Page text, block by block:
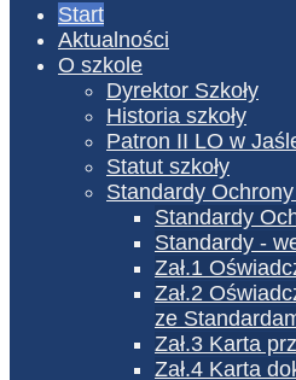
Start
Aktualności
O szkole
Dyrektor Szkoły
Historia szkoły
Patron II LO w
Statut szkoły
Standardy Ochrony
Standardy
Standardy -
Zał.1
Zał.2
ze
Zał.3 Karta
Zał.4 Karta